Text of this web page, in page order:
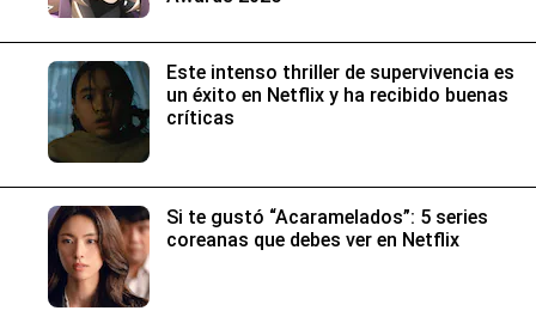
Este intenso thriller de supervivencia es
un éxito en Netflix y ha recibido buenas
críticas
Si te gustó “Acaramelados”: 5 series
coreanas que debes ver en Netflix